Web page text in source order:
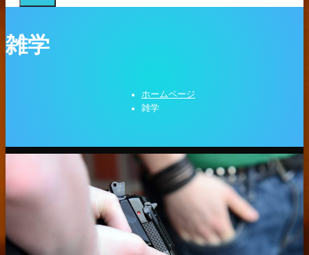
雑学
ホームページ
雑学